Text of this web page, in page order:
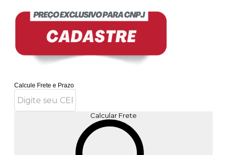
Calcule Frete e Prazo
Calcular Frete